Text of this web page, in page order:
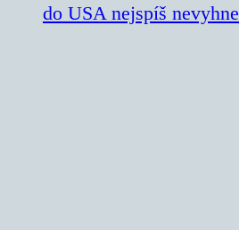
do USA nejspíš nevyhne